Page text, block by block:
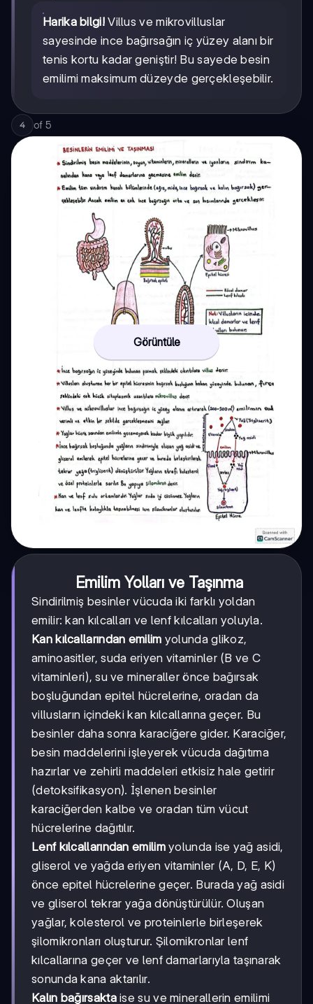
Harika bilgi!Villus ve mikrovilluslar
sayesinde ince bağırsağın iç yüzey alanı bir
tenis kortu kadar geniştir! Bu sayede besin
emilimi maksimum düzeyde gerçekleşebilir.
4 of 5
Görüntüle
Emilim Yolları ve Taşınma
Sindirilmiş besinler vücuda iki farklı yoldan
emilir: kan kılcalları ve lenf kılcalları yoluyla.
Kan kılcallarından emilim yolunda glikoz,
aminoasitler, suda eriyen vitaminler (B ve C
vitaminleri), su ve mineraller önce bağırsak
boşluğundan epitel hücrelerine, oradan da
villusların içindeki kan kılcallarına geçer. Bu
besinler daha sonra karaciğere gider. Karaciğer,
besin maddelerini işleyerek vücuda dağıtıma
hazırlar ve zehirli maddeleri etkisiz hale getirir
(detoksifikasyon). İşlenen besinler
karaciğerden kalbe ve oradan tüm vücut
hücrelerine dağıtılır.
Lenf kılcallarından emilimyolunda ise yağ asidi,
gliserol ve yağda eriyen vitaminler (A, D, E, K)
önce epitel hücrelerine geçer. Burada yağ asidi
ve gliserol tekrar yağa dönüştürülür. Oluşan
yağlar, kolesterol ve proteinlerle birleşerek
şilomikronları oluşturur. Şilomikronlar lenf
kılcallarına geçer ve lenf damarlarıyla taşınarak
sonunda kana aktarılır.
Kalın bağırsaktaise su ve minerallerin emilimi